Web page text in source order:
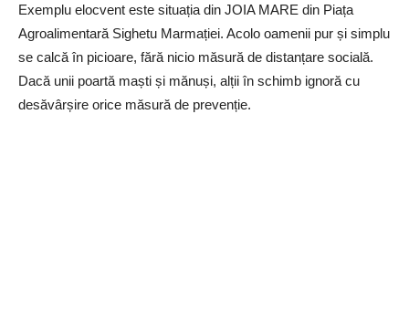
Exemplu elocvent este situația din JOIA MARE din Piața
Agroalimentară Sighetu Marmației. Acolo oamenii pur și simplu
se calcă în picioare, fără nicio măsură de distanțare socială.
Dacă unii poartă maști și mănuși, alții în schimb ignoră cu
desăvârșire orice măsură de prevenție.